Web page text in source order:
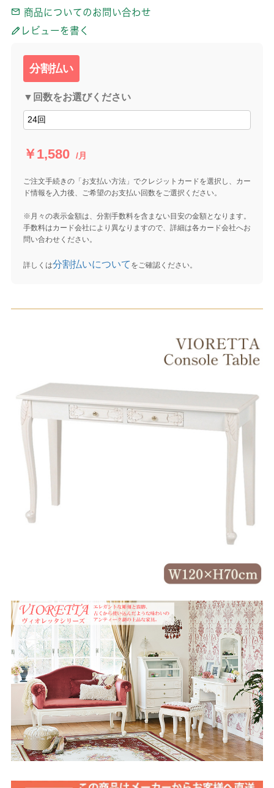
商品についてのお問い合わせ
レビューを書く
分割払い
▼回数をお選びください
￥1,580 /月
ご注文手続きの「お支払い方法」でクレジットカードを選択し、カー
ド情報を入力後、ご希望のお支払い回数をご選択ください。
※月々の表示金額は、分割手数料を含まない目安の金額となります。
手数料はカード会社により異なりますので、詳細は各カード会社へお
問い合わせください。
詳しくは分割払いについて をご確認ください。